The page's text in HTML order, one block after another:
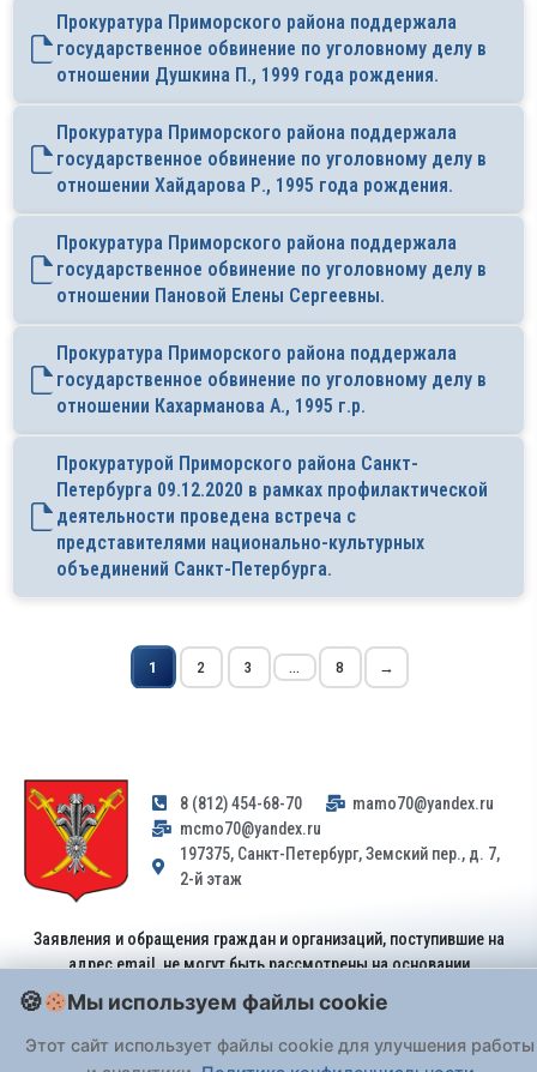
Прокуратура Приморского района поддержала
государственное обвинение по уголовному делу в
отношении Душкина П., 1999 года рождения.
Прокуратура Приморского района поддержала
государственное обвинение по уголовному делу в
отношении Хайдарова Р., 1995 года рождения.
Прокуратура Приморского района поддержала
государственное обвинение по уголовному делу в
отношении Пановой Елены Сергеевны.
Прокуратура Приморского района поддержала
государственное обвинение по уголовному делу в
отношении Кахарманова А., 1995 г.р.
Прокуратурой Приморского района Санкт-
Петербурга 09.12.2020 в рамках профилактической
деятельности проведена встреча с
представителями национально-культурных
объединений Санкт-Петербурга.
1 2 3 ... 8 →
8 (812) 454-68-70
mamo70@yandex.ru
mcmo70@yandex.ru
197375, Санкт-Петербург, Земский пер., д. 7,
2-й этаж
Заявления и обращения граждан и организаций, поступившие на
адрес email, не могут быть рассмотрены на основании
Федерального закона от 02.05.2006 № 59-ФЗ
принимаются только: по почте, черезпортал «Госуслуги» (ЕПГУ)
или лично при предъявлении паспорта.
Мы используем файлы cookie
Этот сайт использует файлы cookie для улучшения работы